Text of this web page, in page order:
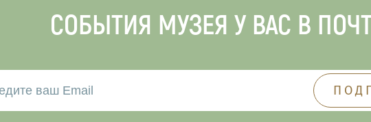
СОБЫТИЯ МУЗЕЯ У ВАС В